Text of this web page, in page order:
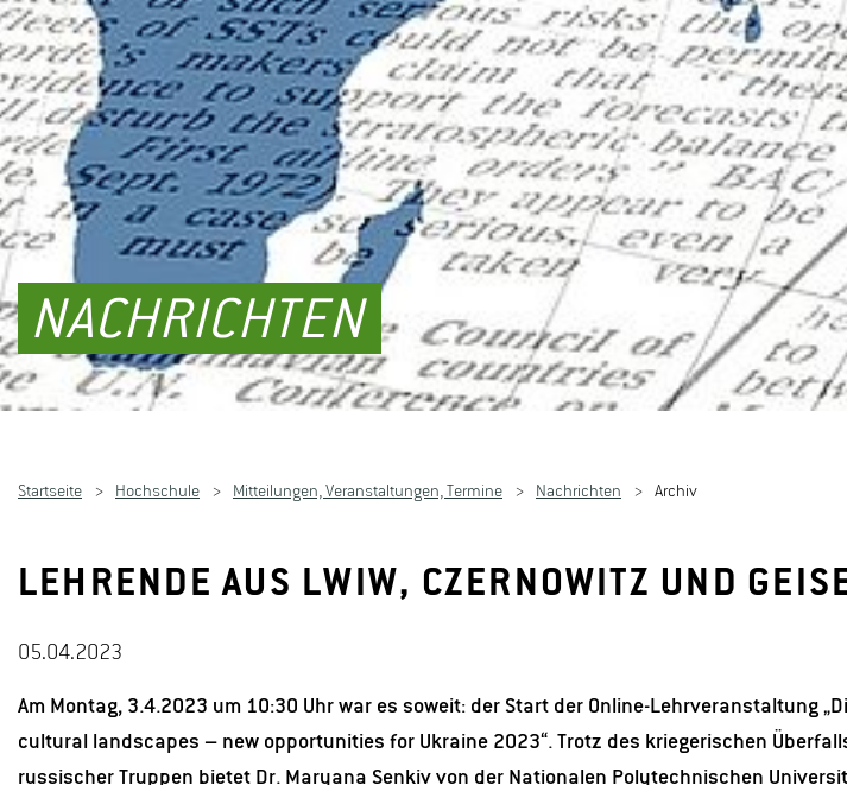
NACHRICHTEN
Startseite Hochschule Mitteilungen, Veranstaltungen, Termine Nachrichten Archiv
LEHRENDE AUS LWIW, CZERNOWITZ UND
05.04.2023
Am Montag, 3.4.2023 um 10:30 Uhr war es soweit: der Start der Online-Lehrveranstaltung
cultural landscapes – new opportunities for Ukraine 2023“. Trotz des kriegerischen
russischer Truppen bietet Dr. Maryana Senkiv von der Nationalen Polytechnischen